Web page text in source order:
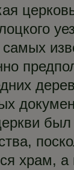
самых
храм, а